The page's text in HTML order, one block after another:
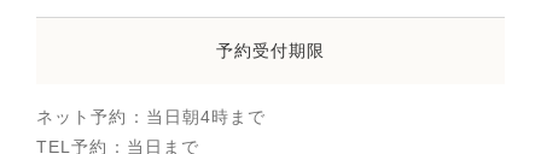
予約受付期限
ネット予約：当日朝4時まで
TEL予約：当日まで